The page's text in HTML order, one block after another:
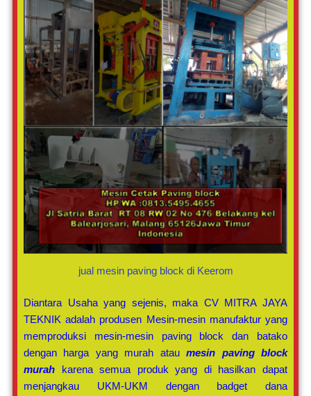
jual mesin paving block di Keerom
Diantara Usaha yang sejenis, maka CV MITRA JAYA
TEKNIK adalah produsen Mesin-mesin manufaktur yang
memproduksi mesin-mesin paving block dan batako
dengan harga yang murah ataumesin paving block
murah karena semua produk yang di hasilkan dapat
menjangkau UKM-UKM dengan badget dana